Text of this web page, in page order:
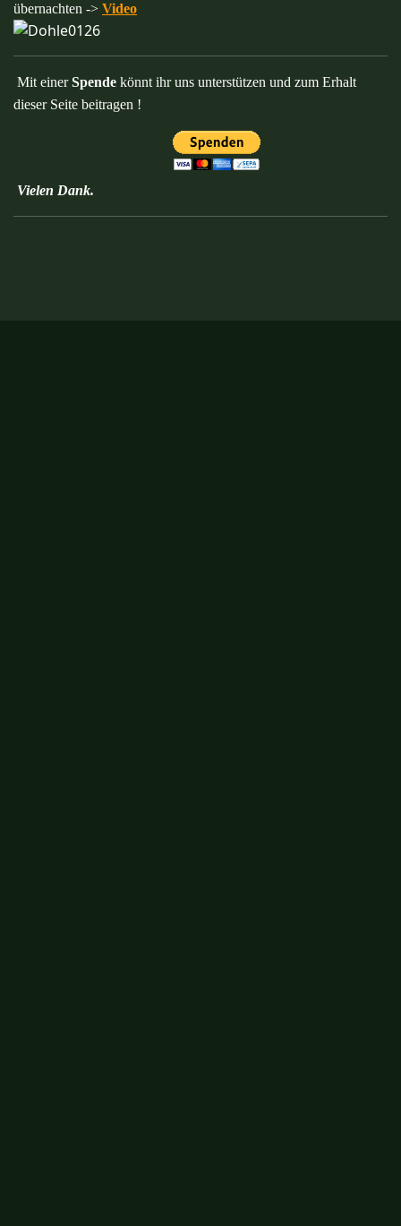
übernachten -> Video
Mit einerSpende könnt ihr uns unterstützen und zum Erhalt
dieser Seite beitragen !
Vielen Dank.